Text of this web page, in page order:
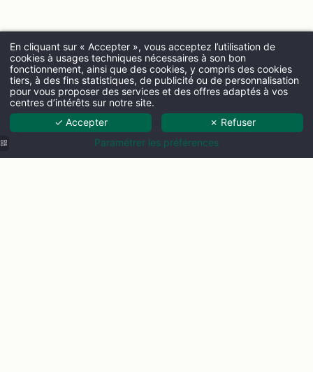
NUITS
En cliquant sur « Accepter », vous acceptez l’utilisation de
cookies à usages techniques nécessaires à son bon
fonctionnement, ainsi que des cookies, y compris des cookies
tiers, à des fins statistiques, de publicité ou de personnalisation
pour vous proposer des services et des offres adaptés à vos
centres d’intérêts sur notre site.
✓ Accepter
✗ Refuser
Paramétrer les préférences